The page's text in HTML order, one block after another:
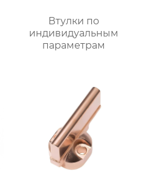
Втулки по
индивидуальным
параметрам